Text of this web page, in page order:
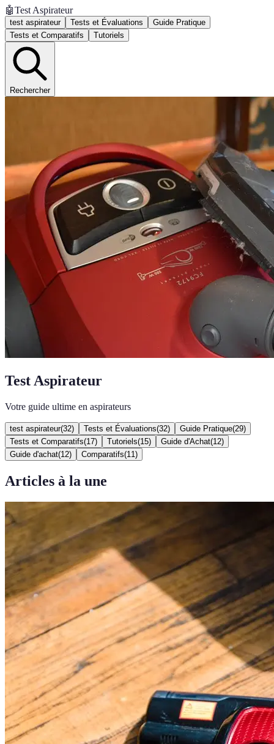
🤖Test Aspirateur
test aspirateur Tests et Évaluations
Guide Pratique
Tests et Comparatifs
Tutoriels
Rechercher
Test Aspirateur
Votre guide ultime en aspirateurs
test aspirateur(32) Tests et Évaluations(32) Guide Pratique(29)
Tests et Comparatifs(17) Tutoriels(15) Guide d'Achat(12)
Guide d'achat(12) Comparatifs(11 )
Articles à la une